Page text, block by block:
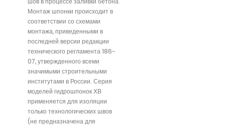
Монтаж шпонки происходит в
соответствии со схемами
монтажа, приведенными в
последней версии редакции
технического регламента 186-
07, утвержденного всеми
значимыми строительными
институтами в России. Серия
моделей гидрошпонок ХВ
применяется для изоляции
только технологических швов
(не предназначена для